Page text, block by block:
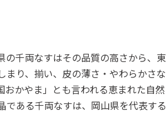
千両なすはその品質の高さから、東
り、揃い、皮の薄さ・やわらかさな
おかやま」とも言われる恵まれた自然
ある千両なすは、岡山県を代表する